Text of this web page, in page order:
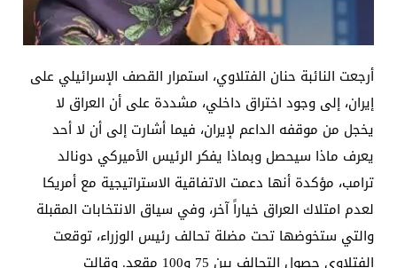
أرجعت النائبة حنان الفتلاوي، استمرار القصف الإسرائيلي على
إيران، إلى وجود اختراق داخلي، مشددة على أن العراق لا
يخجل من موقفه الداعم لإيران، فيما أشارت إلى أن لا أحد
يعرف ماذا سيحصل وبماذا يفكر الرئيس الأميركي دونالد
ترامب، مؤكدة أنها دعمت الاتفاقية الاستراتيجية مع أمريكا
لعدم امتلاك العراق خياراً آخر، وفي سياق الانتخابات المقبلة
والتي ستخوضها تحت مضلة تحالف رئيس الوزراء، توقعت
الفتلاوي حصول التحالف بين 75 و100 مقعد. وقالت